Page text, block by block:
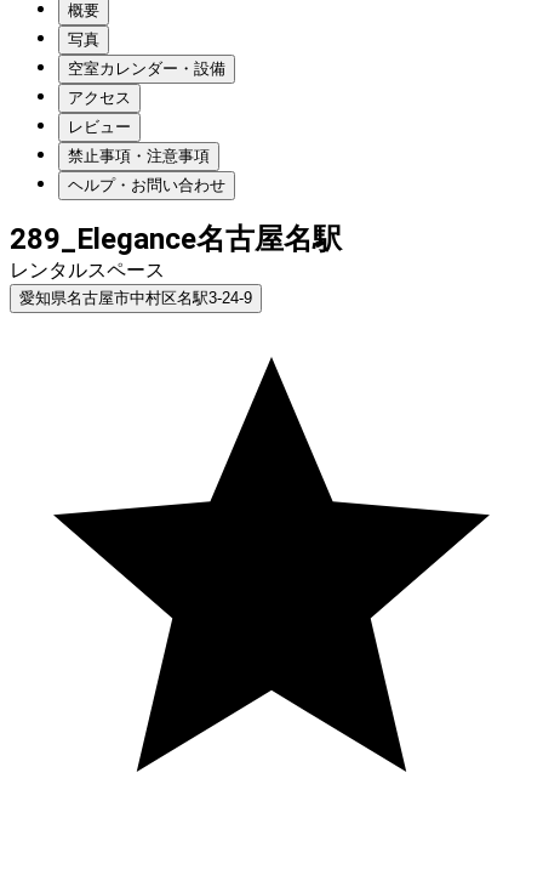
概要
写真
空室カレンダー・設備
アクセス
レビュー
禁止事項・注意事項
ヘルプ・お問い合わせ
289_Elegance名古屋名駅
レンタルスペース
愛知県名古屋市中村区名駅3-24-9